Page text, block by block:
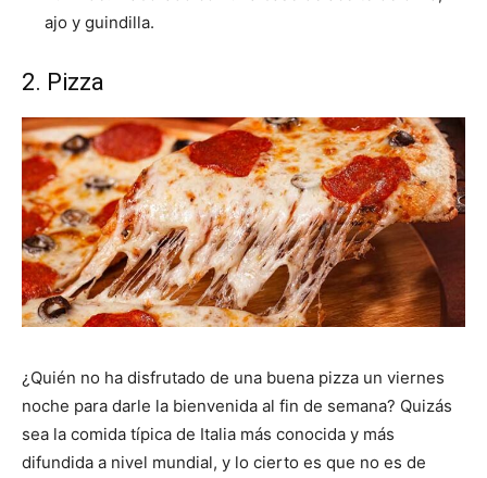
ajo y guindilla.
2. Pizza
¿Quién no ha disfrutado de una buena pizza un viernes
noche para darle la bienvenida al fin de semana? Quizás
sea la comida típica de Italia más conocida y más
difundida a nivel mundial, y lo cierto es que no es de